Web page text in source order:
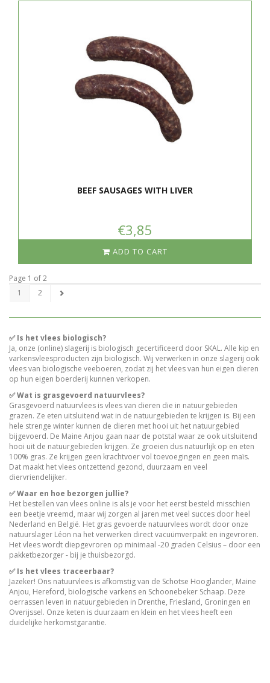
BEEF SAUSAGES WITH LIVER
€3,85
ADD TO CART
Page 1 of 2
1
2
✅ Is het vlees biologisch?
Ja, onze (online) slagerij is biologisch gecertificeerd door SKAL. Alle kip en
varkensvleesproducten zijn biologisch. Wij verwerken in onze slagerij ook
vlees van biologische veeboeren, zodat zij het vlees van hun eigen dieren
op hun eigen boerderij kunnen verkopen.
✅ Wat is grasgevoerd natuurvlees?
Grasgevoerd natuurvlees is vlees van dieren die in natuurgebieden
grazen. Ze eten uitsluitend wat in de natuurgebieden te krijgen is. Bij een
hele strenge winter kunnen de dieren met hooi uit het natuurgebied
bijgevoerd. De Maine Anjou gaan naar de potstal waar ze ook uitsluitend
hooi uit de natuurgebieden krijgen. Ze groeien dus natuurlijk op en eten
100% gras. Ze krijgen geen krachtvoer vol toevoegingen en geen maïs.
Dat maakt het vlees ontzettend gezond, duurzaam en veel
diervriendelijker.
✅ Waar en hoe bezorgen jullie?
Het bestellen van vlees online is als je voor het eerst besteld misschien
een beetje vreemd, maar wij zorgen al jaren met veel succes door heel
Nederland en België. Het gras gevoerde natuurvlees wordt door onze
natuurslager Léon na het verwerken direct vacuümverpakt en ingevroren.
Het vlees wordt diepgevroren op minimaal -20 graden Celsius – door een
pakketbezorger - bij je thuisbezorgd.
✅ Is het vlees traceerbaar?
Jazeker! Ons natuurvlees is afkomstig van de Schotse Hooglander, Maine
Anjou, Hereford, biologische varkens en Schoonebeker Schaap. Deze
oerrassen leven in natuurgebieden in Drenthe, Friesland, Groningen en
Overijssel. Onze keten is duurzaam en klein en het vlees heeft een
duidelijke herkomstgarantie.